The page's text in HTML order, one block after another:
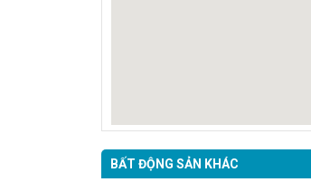
BẤT ĐỘNG SẢN KHÁC